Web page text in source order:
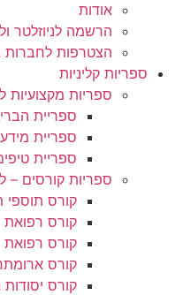
אודות
הרשמה לניוזלטר
הצטרפות לחברות
ספריות קליניות
ספריות מקצועיות
ספריית
ספריית
ספריית
ספריות קורסים –
קורס תוספי
קורס
קורס
קורס
קורס יסודות